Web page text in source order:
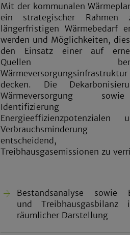
Mit der kommunalen
ein strategischer Rahmen
längerfristigen Wärmebedarf
werden und Möglichkeiten,
den Einsatz einer auf
Quellen
decken. Die
Wärmeversorgung
Identifizierung
Treibhausgasemissionen zu
Bestandsanalyse sowie
und Treibhausgasbilanz
räumlicher Darstellung